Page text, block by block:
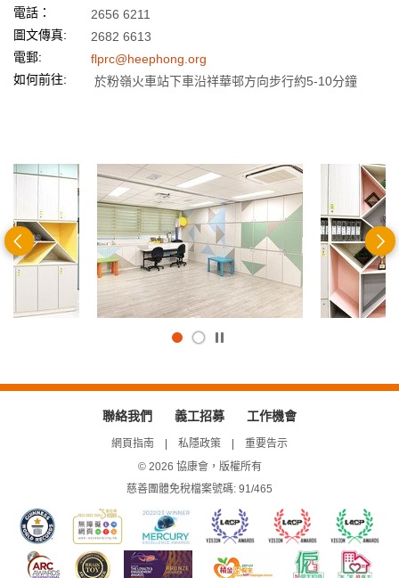
電話：
2656 6211
圖文傳真:
2682 6613
電郵:
flprc@heephong.org
如何前往:
於粉嶺火車站下車沿祥華邨方向步行約5-10分鐘
前
一
播
暫
停
聯絡我們 義工招募 工作機會
網頁指南 私隱政策
重要告示
© 2026 協康會，版權所有
慈善團體免稅檔案號碼: 91/465